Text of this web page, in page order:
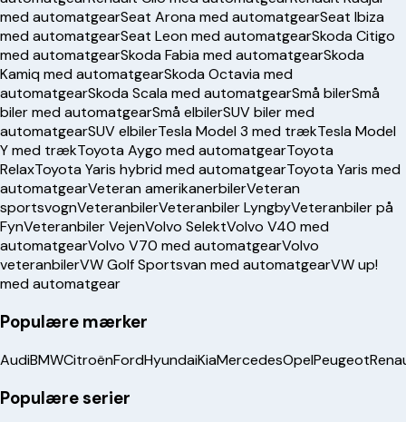
med automatgearSeat Arona med automatgearSeat Ibiza
med automatgearSeat Leon med automatgearSkoda Citigo
med automatgearSkoda Fabia med automatgearSkoda
Kamiq med automatgearSkoda Octavia med
automatgearSkoda Scala med automatgearSmå bilerSmå
biler med automatgearSmå elbilerSUV biler med
automatgearSUV elbilerTesla Model 3 med trækTesla Model
Y med trækToyota Aygo med automatgearToyota
RelaxToyota Yaris hybrid med automatgearToyota Yaris med
automatgearVeteran amerikanerbilerVeteran
sportsvognVeteranbilerVeteranbiler LyngbyVeteranbiler på
FynVeteranbiler VejenVolvo SelektVolvo V40 med
automatgearVolvo V70 med automatgearVolvo
veteranbilerVW Golf Sportsvan med automatgearVW up!
med automatgear
Populære mærker
AudiBMWCitroënFordHyundaiKiaMercedesOpelPeugeot
Populære serier